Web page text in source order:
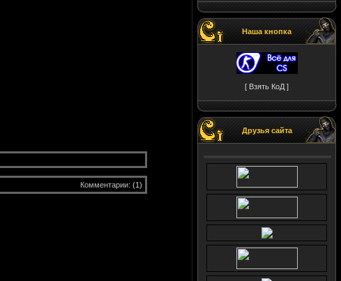
Комментарии: (1)
Наша кнопка
[ Взять КоД ]
Друзья сайта